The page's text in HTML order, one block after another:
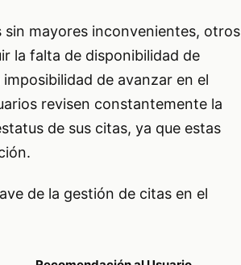
mayores inconvenientes, otros
la falta de disponibilidad de
de avanzar en el
revisen constantemente la
de sus citas, ya que estas
de la gestión de citas en el